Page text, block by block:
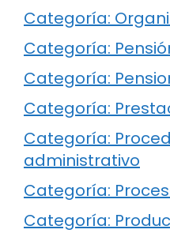
Categoría:
Categoría:
Categoría:
Categoría:
Categoría:
administrativo
Categoría:
Categoría: